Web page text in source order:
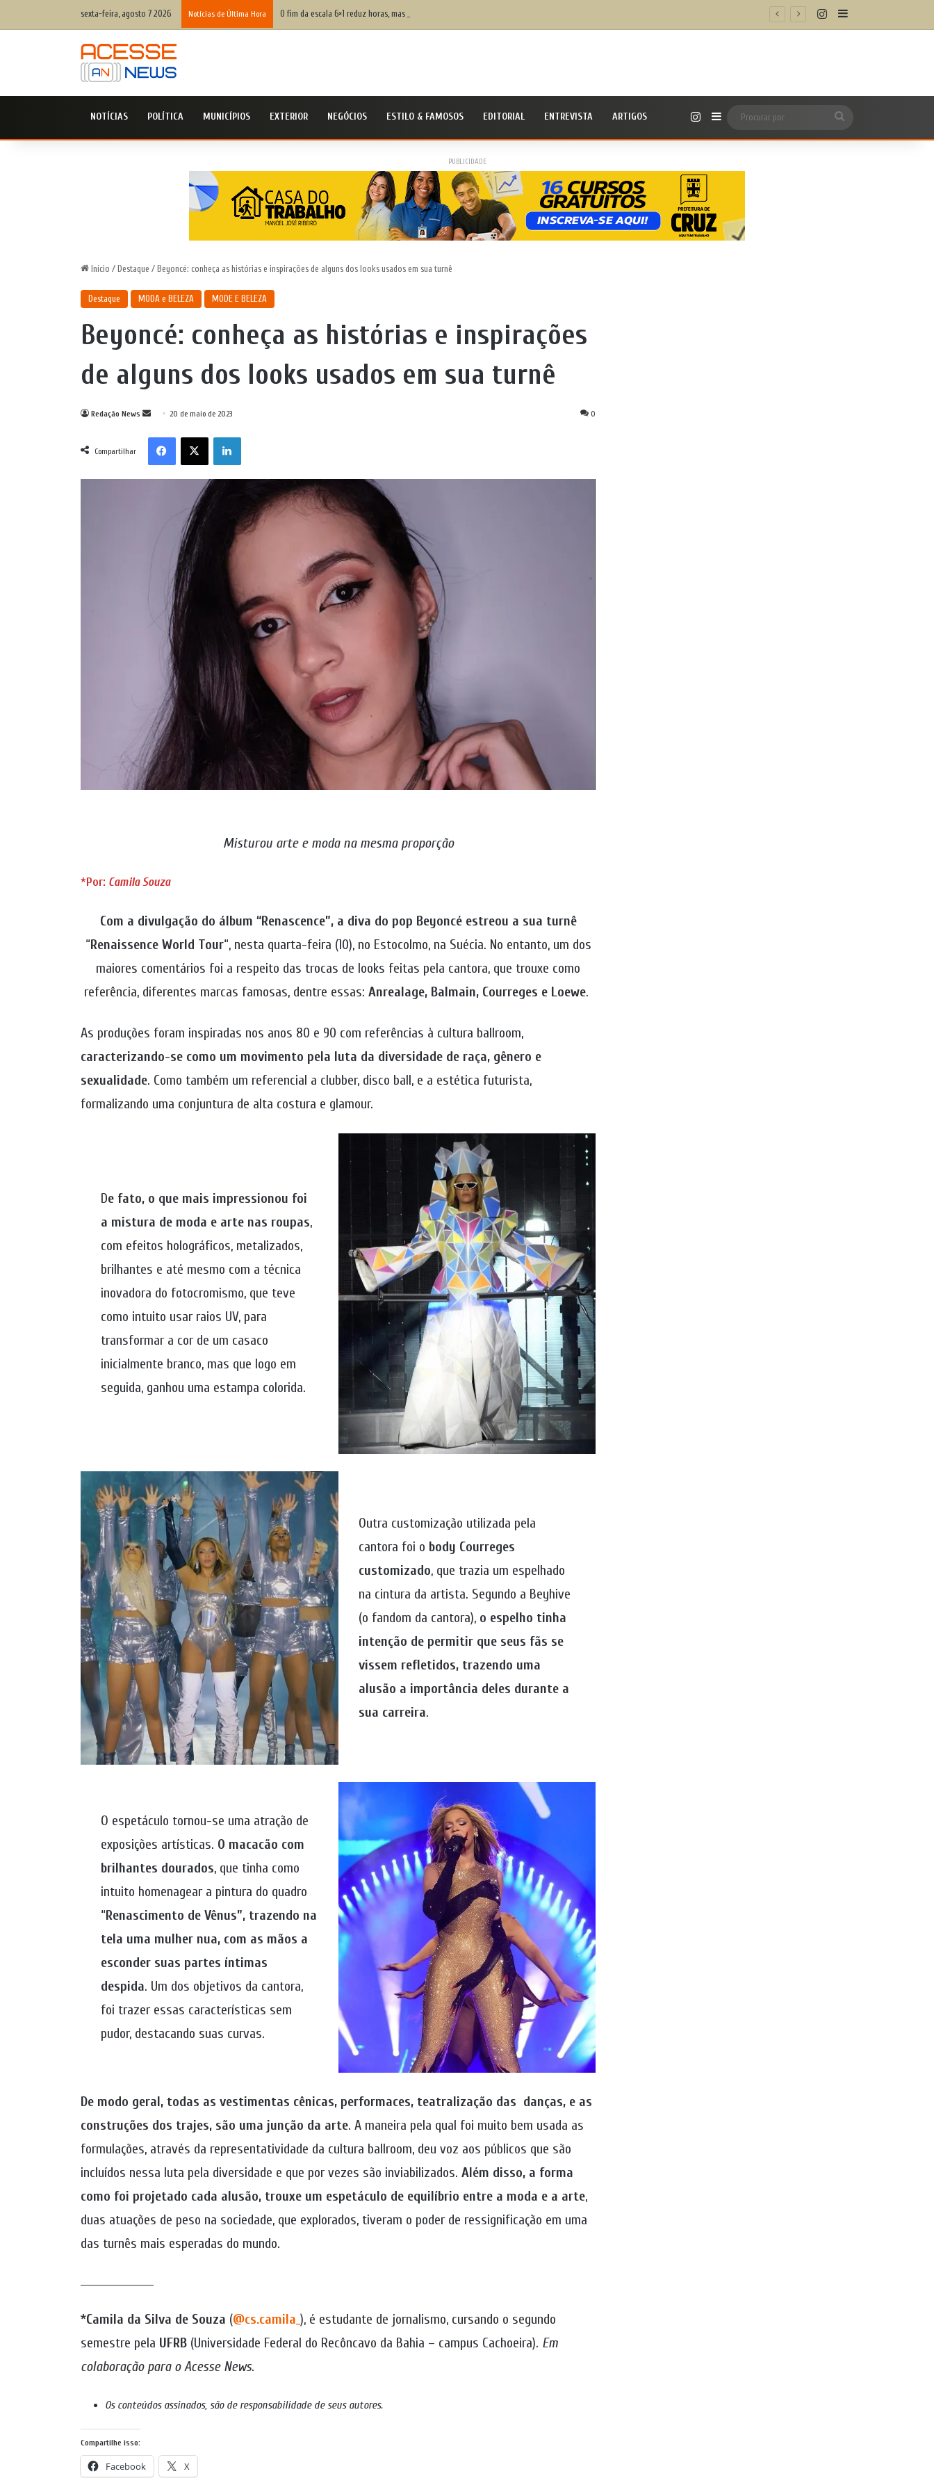
sexta-feira, agosto 7 2026 Notícias de Última Hora O fim da escala 6×1 reduz horas, mas os riscos na justiça trabalhista ainda serão os mesmos InstagramBarra Lateral
NOTÍCIAS POLÍTICA MUNICÍPIOS EXTERIOR NEGÓCIOS ESTILO & FAMOSOS EDITORIAL ENTREVISTA ARTIGOS InstagramBarra Lateral
por
PUBLICIDADE
Início / Destaque / Beyoncé: conheça as histórias e inspirações de alguns dos looks usados em sua turnê
Destaque MODA e BELEZA MODE E BELEZA
Beyoncé: conheça as histórias e inspirações
de alguns dos looks usados em sua turnê
Redação News
Mande
mail
20 de maio de 2023 0
Compartilhar
FacebookX Linkedin
Misturou arte e moda na mesma proporção
*Por: Camila Souza
Com a divulgação do álbum “Renascence”, a diva do pop Beyoncé estreou a sua turnê
“Renaissence World Tour“, nesta quarta-feira (10), no Estocolmo, na Suécia. No entanto, um dos
maiores comentários foi a respeito das trocas de looks feitas pela cantora, que trouxe como
referência, diferentes marcas famosas, dentre essas:Anrealage, Balmain, Courreges e Loewe.
As produções foram inspiradas nos anos 80 e 90 com referências à cultura ballroom,
caracterizando-se como um movimento pela luta da diversidade de raça, gênero e
sexualidade. Como também um referencial a clubber, disco ball, e a estética futurista,
formalizando uma conjuntura de alta costura e glamour.
De fato, o que mais impressionou foi
a mistura de moda e arte nas roupas,
com efeitos holográficos, metalizados,
brilhantes e até mesmo com a técnica
inovadora do fotocromismo, que teve
como intuito usar raios UV, para
transformar a cor de um casaco
inicialmente branco, mas que logo em
seguida, ganhou uma estampa colorida.
Outra customização utilizada pela
cantora foi o body Courreges
customizado, que trazia um espelhado
na cintura da artista. Segundo a Beyhive
(o fandom da cantora), o espelho tinha
intenção de permitir que seus fãs se
vissem refletidos, trazendo uma
alusão a importância deles durante a
sua carreira.
O espetáculo tornou-se uma atração de
exposições artísticas. O macacão com
brilhantes dourados, que tinha como
intuito homenagear a pintura do quadro
“Renascimento de Vênus”, trazendo na
tela uma mulher nua, com as mãos a
esconder suas partes íntimas
despida. Um dos objetivos da cantora,
foi trazer essas características sem
pudor, destacando suas curvas.
De modo geral, todas as vestimentas cênicas, performaces, teatralização das danças, e as
construções dos trajes, são uma junção da arte. A maneira pela qual foi muito bem usada as
formulações, através da representatividade da cultura ballroom, deu voz aos públicos que são
incluídos nessa luta pela diversidade e que por vezes são inviabilizados. Além disso, a forma
como foi projetado cada alusão, trouxe um espetáculo de equilíbrio entre a moda e a arte,
duas atuações de peso na sociedade, que explorados, tiveram o poder de ressignificação em uma
das turnês mais esperadas do mundo.
*Camila da Silva de Souza (@cs.camila_ ), é estudante de jornalismo, cursando o segundo
semestre pela UFRB(Universidade Federal do Recôncavo da Bahia – campus Cachoeira). Em
colaboração para o Acesse News.
Os conteúdos assinados, são de responsabilidade de seus autores.
Compartilhe isso:
Facebook X